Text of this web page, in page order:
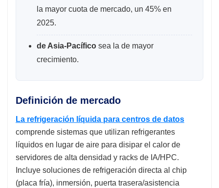
la mayor cuota de mercado, un 45% en
2025.
de Asia-Pacífico sea la de mayor
crecimiento.
Definición de mercado
La refrigeración líquida para centros de datos
comprende sistemas que utilizan refrigerantes
líquidos en lugar de aire para disipar el calor de
servidores de alta densidad y racks de IA/HPC.
Incluye soluciones de refrigeración directa al chip
(placa fría), inmersión, puerta trasera/asistencia